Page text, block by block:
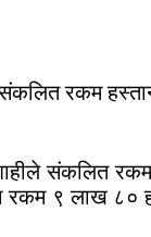
रकम
संकलित रकम
रकम ९ लाख ८०